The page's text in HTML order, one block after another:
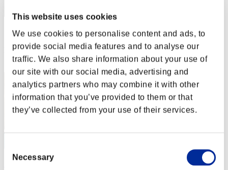
This website uses cookies
We use cookies to personalise content and ads, to
provide social media features and to analyse our
traffic. We also share information about your use of
our site with our social media, advertising and
analytics partners who may combine it with other
information that you’ve provided to them or that
they’ve collected from your use of their services.
Selection
Necessary
スコア: -
RANK
12